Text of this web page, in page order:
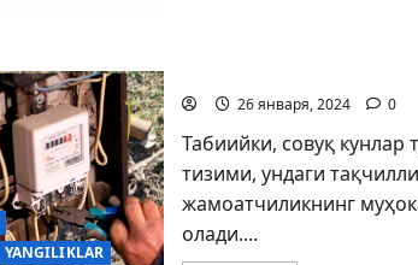
YANGILIKLAR
26 января, 2024 0
Табиийки, совуқ
тизими, ундаги
жамоатчиликнинг
олади....